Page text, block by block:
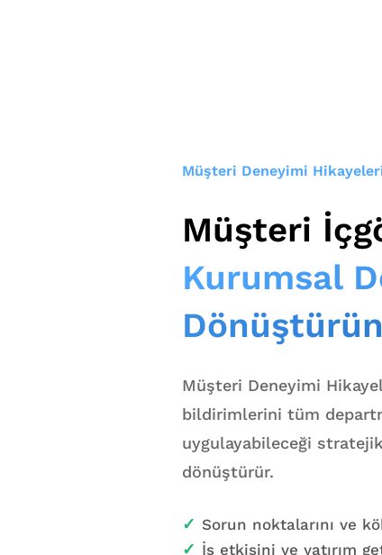
Müşteri Deneyimi
Müşteri
Kurumsal
Müşteri Deneyimi
bildirimlerini tüm
uygulayabileceği
dönüştürür.
✓ Sorun noktalarını ve
✓ İş etkisini ve yatırım